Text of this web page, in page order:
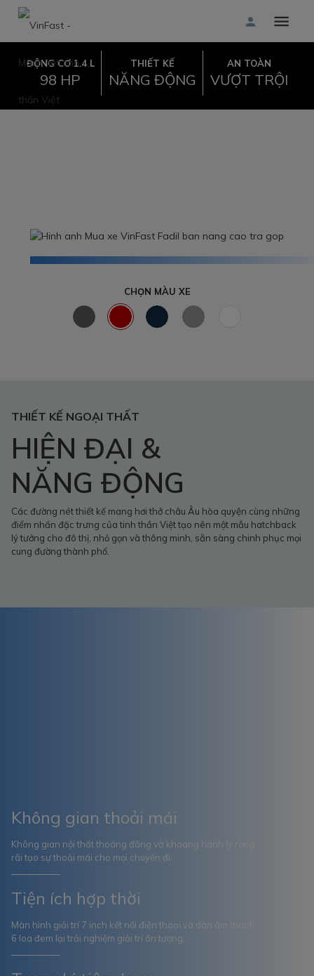
ĐỘNG CƠ 1.4 L
98 HP
THIẾT KẾ
NĂNG ĐỘNG
AN TOÀN
VƯỢT TRỘI
CHỌN MÀU XE
THIẾT KẾ NGOẠI THẤT
HIỆN ĐẠI &
NĂNG ĐỘNG
Các đường nét thiết kế mang hơi thở châu Âu hòa quyện cùng những
điểm nhấn đặc trưng của tinh thần Việt tạo nên một mẫu hatchback
lý tưởng cho đô thị, nhỏ gọn và thông minh, sẵn sàng chinh phục mọi
cung đường thành phố.
Không gian thoải mái
Không gian nội thất thoáng đãng và khoang hành lý rộng
rãi tạo sự thoải mái cho mọi chuyến đi.
Tiện ích hợp thời
Màn hình giải trí 7 inch kết nối điện thoại và dàn âm thanh
6 loa đem lại trải nghiệm giải trí ấn tượng.